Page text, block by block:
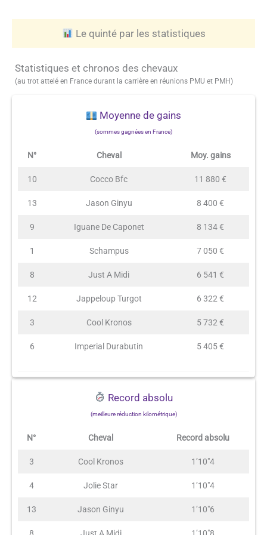
Le quinté par les statistiques
Statistiques et chronos des chevaux
(au trot attelé en France durant la carrière en réunions PMU et PMH)
Moyenne de gains
(sommes gagnées en France)
N° Cheval Moy. gains
10 Cocco Bfc 11 880 €
13 Jason Ginyu 8 400 €
9 Iguane De Caponet 8 134 €
1 Schampus 7 050 €
8 Just A Midi 6 541 €
12 Jappeloup Turgot 6 322 €
3 Cool Kronos 5 732 €
6 Imperial Durabutin 5 405 €
Record absolu
(meilleure réduction kilométrique)
N° Cheval Record absolu
3 Cool Kronos 1’10″4
4 Jolie Star 1’10″4
13 Jason Ginyu 1’10″6
8 Just A Midi 1’10″8